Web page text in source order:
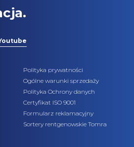
Polityka prywatności
Ogólne warunki sprzedaży
Polityka Ochrony danych
Certyfikat ISO 9001
Formularz reklamacyjny
Sortery rentgenowskie Tomra